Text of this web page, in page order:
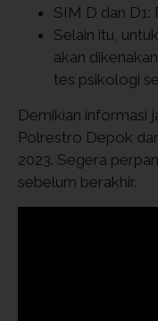
SIM D dan D1:
Selain itu,
akan
tes psikologi
Demikian informasi
Polrestro Depok
2023. Segera
sebelum berakhir.